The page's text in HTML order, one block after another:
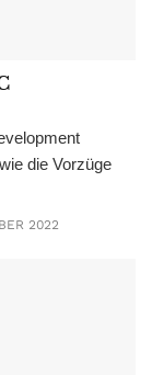
die Vorzüge
2022